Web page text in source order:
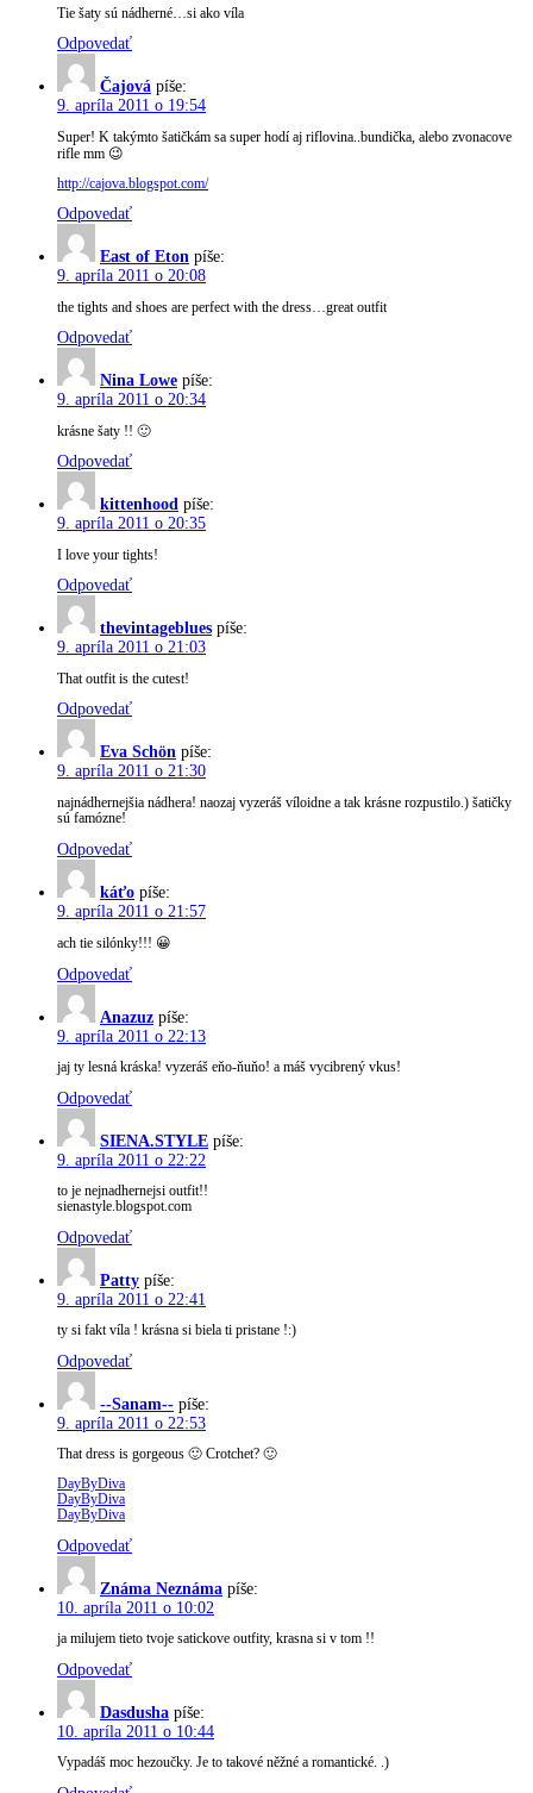
Tie šaty sú nádherné…si ako víla
Odpovedať
Čajová píše:
9. apríla 2011 o 19:54
Super! K takýmto šatičkám sa super hodí aj riflovina..bundička, alebo zvonacove
rifle mm 😉
http://cajova.blogspot.com/
Odpovedať
East of Eton píše:
9. apríla 2011 o 20:08
the tights and shoes are perfect with the dress…great outfit
Odpovedať
Nina Lowe píše:
9. apríla 2011 o 20:34
krásne šaty !! 🙂
Odpovedať
kittenhood píše:
9. apríla 2011 o 20:35
I love your tights!
Odpovedať
thevintageblues píše:
9. apríla 2011 o 21:03
That outfit is the cutest!
Odpovedať
Eva Schön píše:
9. apríla 2011 o 21:30
najnádhernejšia nádhera! naozaj vyzeráš víloidne a tak krásne rozpustilo.) šatičky
sú famózne!
Odpovedať
káťo píše:
9. apríla 2011 o 21:57
ach tie silónky!!! 😀
Odpovedať
Anazuz píše:
9. apríla 2011 o 22:13
jaj ty lesná kráska! vyzeráš eňo-ňuňo! a máš vycibrený vkus!
Odpovedať
SIENA.STYLE píše:
9. apríla 2011 o 22:22
to je nejnadhernejsi outfit!!
sienastyle.blogspot.com
Odpovedať
Patty píše:
9. apríla 2011 o 22:41
ty si fakt víla ! krásna si biela ti pristane !:)
Odpovedať
--Sanam-- píše:
9. apríla 2011 o 22:53
That dress is gorgeous 🙂 Crotchet? 🙂
DayByDiva
DayByDiva
DayByDiva
Odpovedať
Známa Neznáma píše:
10. apríla 2011 o 10:02
ja milujem tieto tvoje satickove outfity, krasna si v tom !!
Odpovedať
Dasdusha píše:
10. apríla 2011 o 10:44
Vypadáš moc hezoučky. Je to takové něžné a romantické. .)